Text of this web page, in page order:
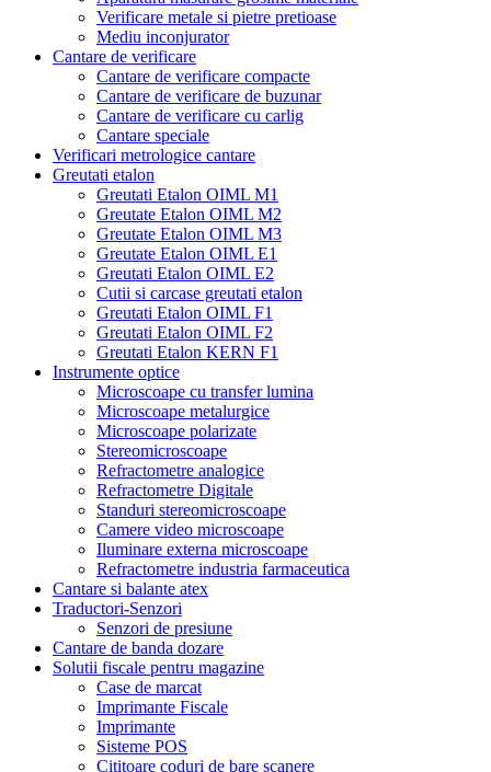
Verificare metale si pietre pretioase
Mediu inconjurator
Cantare de verificare
Cantare de verificare compacte
Cantare de verificare de buzunar
Cantare de verificare cu carlig
Cantare speciale
Verificari metrologice cantare
Greutati etalon
Greutati Etalon OIML M1
Greutate Etalon OIML M2
Greutate Etalon OIML M3
Greutate Etalon OIML E1
Greutati Etalon OIML E2
Cutii si carcase greutati etalon
Greutati Etalon OIML F1
Greutati Etalon OIML F2
Greutati Etalon KERN F1
Instrumente optice
Microscoape cu transfer lumina
Microscoape metalurgice
Microscoape polarizate
Stereomicroscoape
Refractometre analogice
Refractometre Digitale
Standuri stereomicroscoape
Camere video microscoape
Iluminare externa microscoape
Refractometre industria farmaceutica
Cantare si balante atex
Traductori-Senzori
Senzori de presiune
Cantare de banda dozare
Solutii fiscale pentru magazine
Case de marcat
Imprimante Fiscale
Imprimante
Sisteme POS
Cititoare coduri de bare scanere